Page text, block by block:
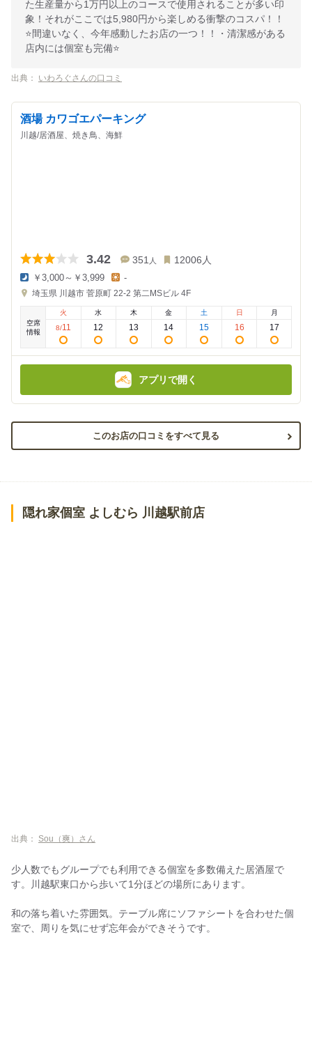
た生産量から1万円以上のコースで使用されることが多い印
象！それがここでは5,980円から楽しめる衝撃のコスパ！！
⭐️間違いなく、今年感動したお店の一つ！！・清潔感がある
店内には個室も完備⭐️
出典： いわろぐさんの口コミ
酒場 カワゴエパーキング
川越/居酒屋、焼き鳥、海鮮
3.42 351 人 12006人
夜
の
額
￥3,000～￥3,999
昼
の
-
埼玉県 川越市 菅原町 22-2 第二MSビル 4F
空席
情報
火
8/11
水
12
木
13
金
14
土
15
日
16
月
17
アプリで開く
このお店の口コミをすべて見る
隠れ家個室 よしむら 川越駅前店
出典： Sou（爽）さん
少人数でもグループでも利用できる個室を多数備えた居酒屋で
す。川越駅東口から歩いて1分ほどの場所にあります。
和の落ち着いた雰囲気。テーブル席にソファシートを合わせた個
室で、周りを気にせず忘年会ができそうです。